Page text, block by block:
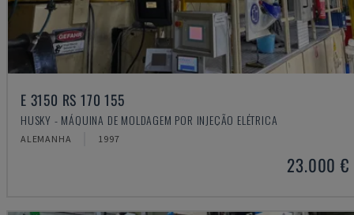
E 3150 RS 170 155
HUSKY - MÁQUINA DE MOLDAGEM POR INJEÇÃO ELÉTRICA
ALEMANHA 1997
23.000 €